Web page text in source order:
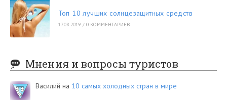
Топ 10 лучших солнцезащитных средств
17.08.2019 / 0 КОММЕНТАРИЕВ
Мнения и вопросы туристов
Василий на 10 самых холодных стран в мире